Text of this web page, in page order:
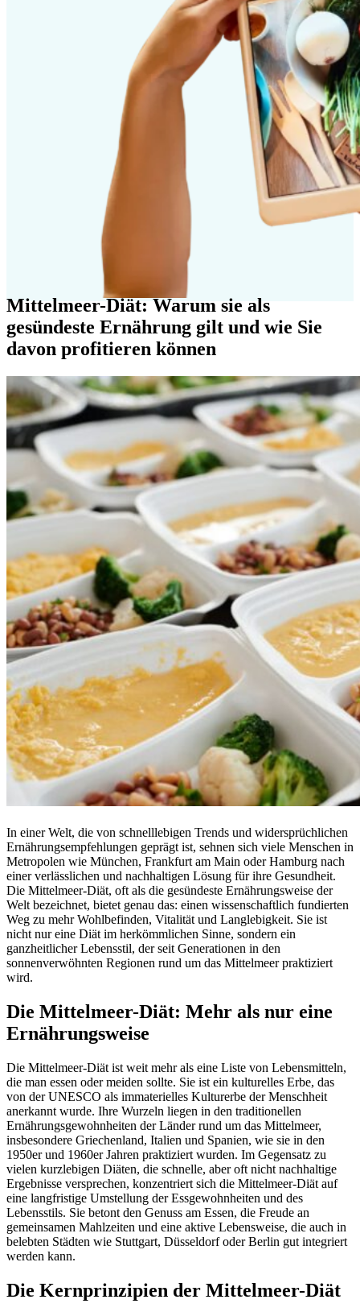
Mittelmeer-Diät: Warum sie als
gesündeste Ernährung gilt und wie Sie
davon profitieren können
In einer Welt, die von schnelllebigen Trends und widersprüchlichen
Ernährungsempfehlungen geprägt ist, sehnen sich viele Menschen in
Metropolen wie München, Frankfurt am Main oder Hamburg nach
einer verlässlichen und nachhaltigen Lösung für ihre Gesundheit.
Die Mittelmeer-Diät, oft als die gesündeste Ernährungsweise der
Welt bezeichnet, bietet genau das: einen wissenschaftlich fundierten
Weg zu mehr Wohlbefinden, Vitalität und Langlebigkeit. Sie ist
nicht nur eine Diät im herkömmlichen Sinne, sondern ein
ganzheitlicher Lebensstil, der seit Generationen in den
sonnenverwöhnten Regionen rund um das Mittelmeer praktiziert
wird.
Die Mittelmeer-Diät: Mehr als nur eine
Ernährungsweise
Die Mittelmeer-Diät ist weit mehr als eine Liste von Lebensmitteln,
die man essen oder meiden sollte. Sie ist ein kulturelles Erbe, das
von der UNESCO als immaterielles Kulturerbe der Menschheit
anerkannt wurde. Ihre Wurzeln liegen in den traditionellen
Ernährungsgewohnheiten der Länder rund um das Mittelmeer,
insbesondere Griechenland, Italien und Spanien, wie sie in den
1950er und 1960er Jahren praktiziert wurden. Im Gegensatz zu
vielen kurzlebigen Diäten, die schnelle, aber oft nicht nachhaltige
Ergebnisse versprechen, konzentriert sich die Mittelmeer-Diät auf
eine langfristige Umstellung der Essgewohnheiten und des
Lebensstils. Sie betont den Genuss am Essen, die Freude an
gemeinsamen Mahlzeiten und eine aktive Lebensweise, die auch in
belebten Städten wie Stuttgart, Düsseldorf oder Berlin gut integriert
werden kann.
Die Kernprinzipien der Mittelmeer-Diät